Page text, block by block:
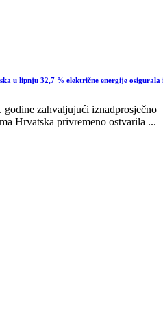
u lipnju 32,7 % električne energije osigurala
zahvaljujući iznadprosječno
Hrvatska privremeno ostvarila ...